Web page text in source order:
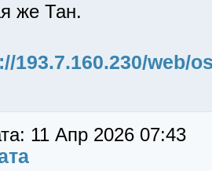
же Тан.
193.7.160.230/web/
11 Апр 2026 07:43